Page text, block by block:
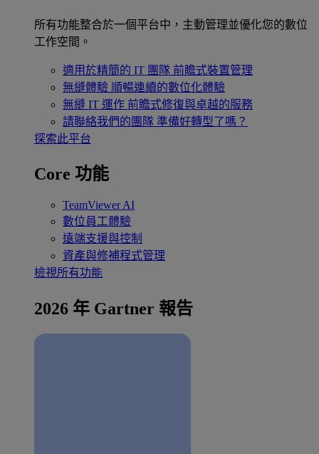
所有功能整合於一個平台中，主動管理並優化您的數位
工作空間。
適用於精簡的 IT 團隊 前瞻式裝置管理
無縫體驗 順暢連續的數位化體驗
無縫 IT 運作 前瞻式修復與卓越的服務
請聯絡我們的團隊 準備好轉型了嗎？
探索此平台
Core 功能
TeamViewer AI
數位員工體驗
遠端支援與控制
資產與修補程式管理
檢視所有功能
2026 年 Gartner 報告